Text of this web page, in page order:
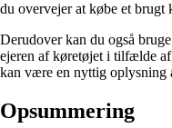
du overvejer at købe et brugt
Derudover kan du også
ejeren af køretøjet i tilfælde
kan være en nyttig oplysning
Opsummering